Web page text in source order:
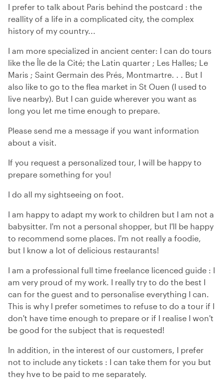
I prefer to talk about Paris behind the postcard : the
reallity of a life in a complicated city, the complex
history of my country...
I am more specialized in ancient center: I can do tours
like the Île de la Cité; the Latin quarter ; Les Halles; Le
Maris ; Saint Germain des Prés, Montmartre. . . But I
also like to go to the flea market in St Ouen (I used to
live nearby). But I can guide wherever you want as
long you let me time enough to prepare.
Please send me a message if you want information
about a visit.
If you request a personalized tour, I will be happy to
prepare something for you!
I do all my sightseeing on foot.
I am happy to adapt my work to children but I am not a
babysitter. I'm not a personal shopper, but I'll be happy
to recommend some places. I'm not really a foodie,
but I know a lot of delicious restaurants!
I am a professional full time freelance licenced guide : I
am very proud of my work. I really try to do the best I
can for the guest and to personalise everything I can.
This is why I prefer sometimes to refuse to do a tour if I
don't have time enough to prepare or if I realise I won't
be good for the subject that is requested!
In addition, in the interest of our customers, I prefer
not to include any tickets : I can take them for you but
they hve to be paid to me separately.